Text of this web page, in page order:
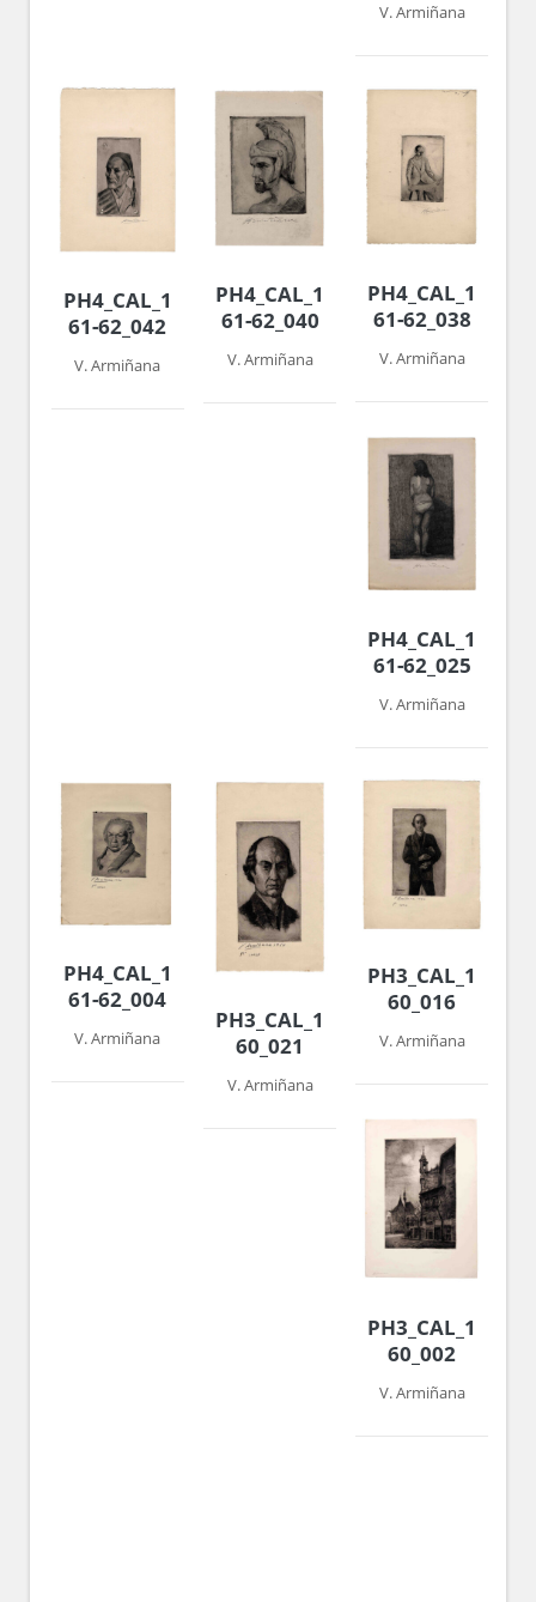
V. Armiñana
PH4_CAL_1960-
61-62_042
V. Armiñana
PH4_CAL_1960-
61-62_040
V. Armiñana
PH4_CAL_1960-
61-62_038
V. Armiñana
PH4_CAL_1960-
61-62_025
V. Armiñana
PH4_CAL_1960-
61-62_004
V. Armiñana
PH3_CAL_1959-
60_021
V. Armiñana
PH3_CAL_1959-
60_016
V. Armiñana
PH3_CAL_1959-
60_002
V. Armiñana